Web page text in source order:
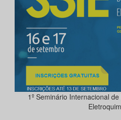
1º Seminário Internacional